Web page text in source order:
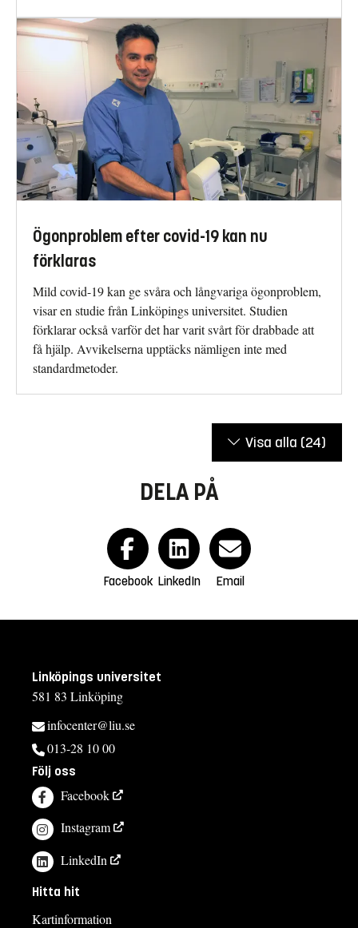
Ögonproblem efter covid-19 kan nu
förklaras
Mild covid-19 kan ge svåra och långvariga ögonproblem,
visar en studie från Linköpings universitet. Studien
förklarar också varför det har varit svårt för drabbade att
få hjälp. Avvikelserna upptäcks nämligen inte med
standardmetoder.
Visa alla (24)
DELA PÅ
Facebook LinkedIn Email
Linköpings universitet
581 83 Linköping
infocenter@liu.se
013-28 10 00
Följ oss
Facebook
Instagram
LinkedIn
Hitta hit
Kartinformation